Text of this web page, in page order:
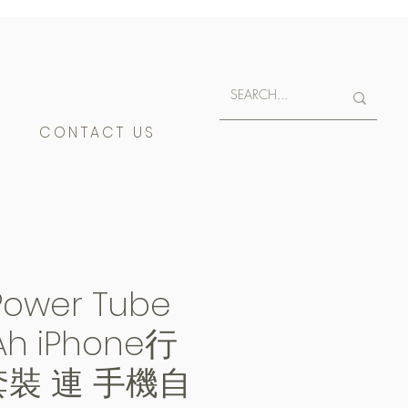
Tube
iPhone行
連 手機自
CONTACT US